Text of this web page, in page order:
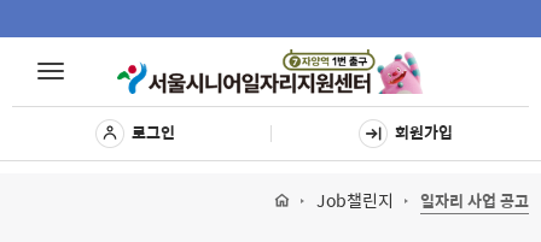
Toggle
navigation
로그인 회원가입
Job챌린지 일자리 사업 공고